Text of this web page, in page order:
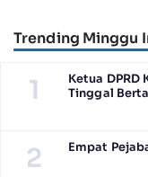
Trending Minggu
1
Ketua DPRD
Tinggal
2 Empat